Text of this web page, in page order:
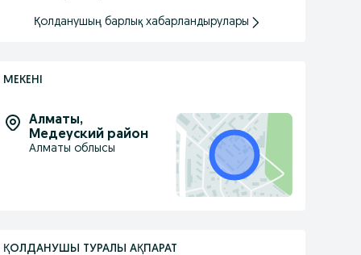
Қолданушың барлық хабарландырулары
МЕКЕНІ
Алматы,
Медеуский район
Алматы облысы
ҚОЛДАНУШЫ ТУРАЛЫ АҚПАРАТ